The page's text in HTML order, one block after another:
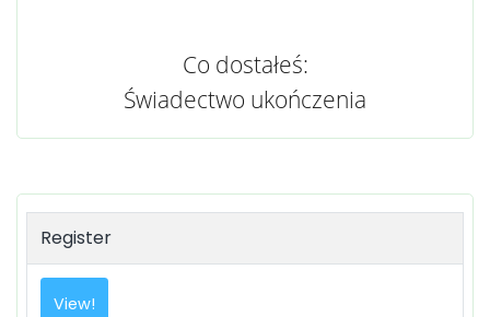
Co dostałeś:
Świadectwo ukończenia
Register
View!